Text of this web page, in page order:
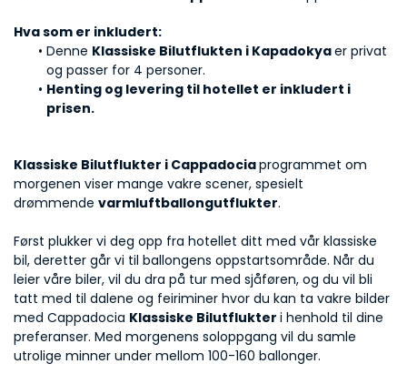
Hva som er inkludert:
Denne Klassiske Bilutflukten i Kapadokya er privat
og passer for 4 personer.
Henting og levering til hotellet er inkludert i
prisen.
Klassiske Bilutflukter i Cappadocia programmet om
morgenen viser mange vakre scener, spesielt
drømmende varmluftballongutflukter.
Først plukker vi deg opp fra hotellet ditt med vår klassiske
bil, deretter går vi til ballongens oppstartsområde. Når du
leier våre biler, vil du dra på tur med sjåføren, og du vil bli
tatt med til dalene og feiriminer hvor du kan ta vakre bilder
med Cappadocia Klassiske Bilutflukter i henhold til dine
preferanser. Med morgenens soloppgang vil du samle
utrolige minner under mellom 100-160 ballonger.